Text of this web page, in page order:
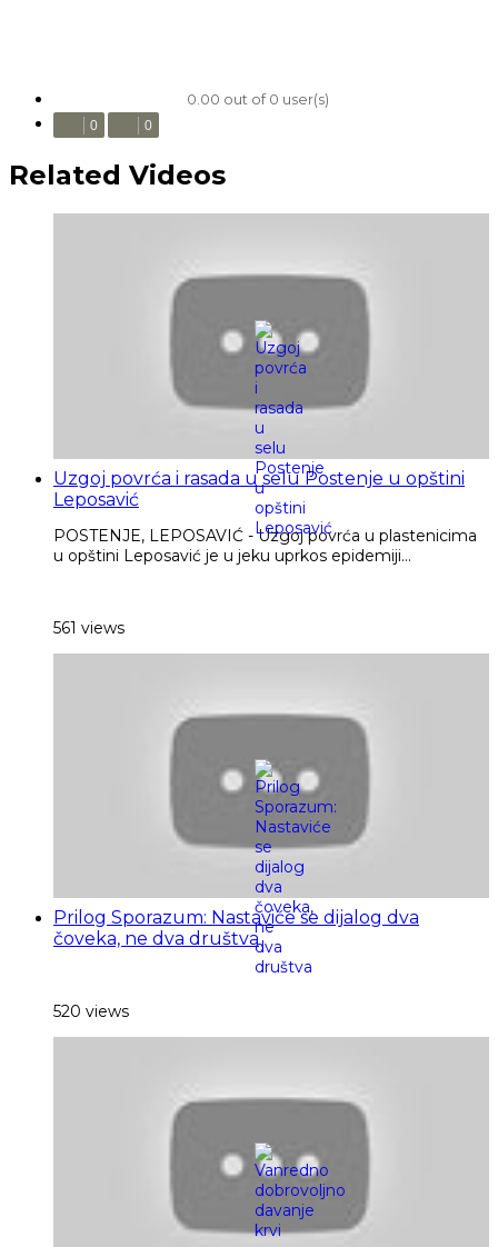
0.00 out of 0 user(s)
0 0
Related Videos
Uzgoj povrća i rasada u selu Postenje u opštini
Leposavić
POSTENJE, LEPOSAVIĆ - Uzgoj povrća u plastenicima
u opštini Leposavić je u jeku uprkos epidemiji...
561 views
Prilog Sporazum: Nastaviće se dijalog dva
čoveka, ne dva društva
520 views